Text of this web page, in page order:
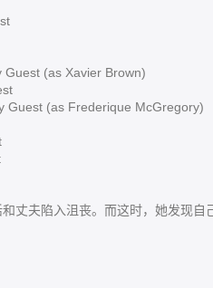
(as Xavier Brown)
(as Frederique McGregory)
夫陷入沮丧。而这时，她发现自